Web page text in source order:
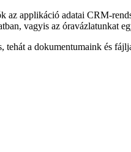
applikáció adatai CRM-
vagyis az óravázlatunkat
a dokumentumaink és